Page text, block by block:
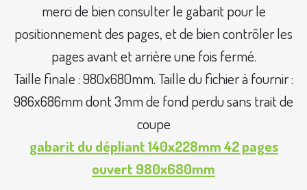
merci de bien consulter le gabarit pour le
positionnement des pages, et de bien contrôler les
pages avant et arrière une fois fermé.
Taille finale : 980x680mm. Taille du fichier à fournir :
986x686mm dont 3mm de fond perdu sans trait de
coupe
gabarit du dépliant 140x228mm 42 pages
ouvert 980x680mm